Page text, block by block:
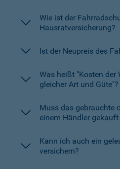
Wie ist der
Hausratversicherung?
Ist der Neupreis des
Was heißt "Kosten der
gleicher Art und Güte"?
Muss das gebrauchte
einem Händler
Kann ich auch ein
versichern?